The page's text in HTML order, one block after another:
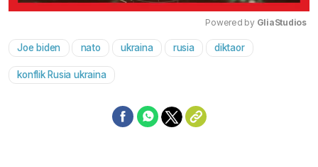
Powered by GliaStudios
Joe biden nato ukraina rusia diktaor
konflik Rusia ukraina